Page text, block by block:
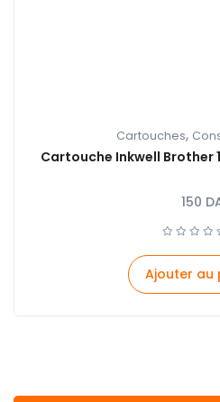
Cartouches,
Cartouche Inkwell Brother
150
Ajouter au